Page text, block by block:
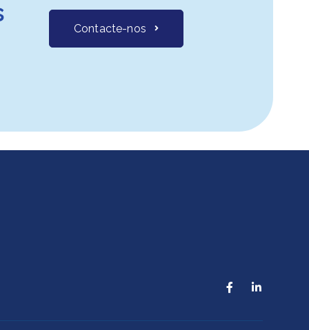
Contacte-nos